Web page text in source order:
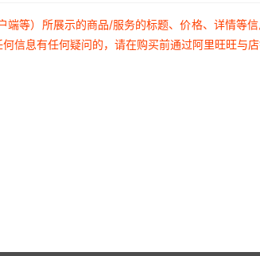
等）所展示的商品/服务的标题、价格、详情等
息有任何疑问的，请在购买前通过阿里旺旺与